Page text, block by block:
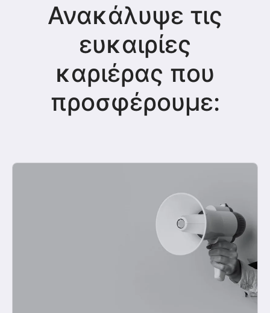
Ανακάλυψε τις
ευκαιρίες
καριέρας που
προσφέρουμε: